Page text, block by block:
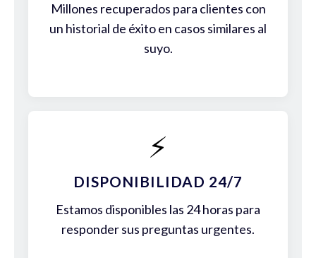
Millones recuperados para clientes con
un historial de éxito en casos similares al
suyo.
⚡
DISPONIBILIDAD 24/7
Estamos disponibles las 24 horas para
responder sus preguntas urgentes.